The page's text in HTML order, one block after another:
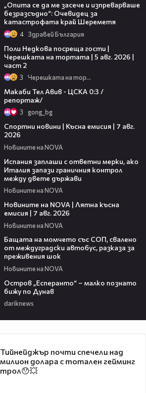
„Опита се да ме засече и изпреварваше
безразсъдно“: Очевидец за
катастрофата край Шереметя
4 Здравей България
Поли Недкова посреща гости |
Черешката на тортата | 5 авг. 2026 |
част 2
3 Черешката на тортата
Макаби Тел Авив - ЦСКА 0:3 /
репортаж/
3 gong_bg
Спортни новини | Късна емисия | 7 авг.
2026
Новините на NOVA
Испания заплаши с ответни мерки, ако
Италия запази граничния контрол
между двете държави
Новините на NOVA
Новините на NOVA | Лятна късна
емисия | 7 авг. 2026
Новините на NOVA
Бащата на момчето със СОП, свалено
от междуградски автобус, разказа за
преживения шок
Новините на NOVA
Остров „Есперанто“ – малко познато
бижу по Дунав
dariknews
Тийнейджър почти спечели над
милион долара с тотален гейминг
трол😯💥